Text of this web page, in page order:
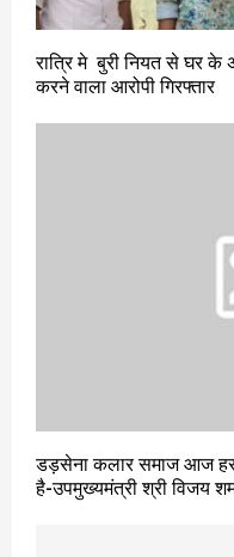
रात्रि मे बुरी नियत से घर
करने वाला आरोपी गिरफ्तार
डड़सेना कलार समाज आज हर
है-उपमुख्यमंत्री श्री विजय